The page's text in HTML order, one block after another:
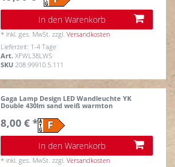
In den Warenkorb
* inkl. ges. MwSt. zzgl.Versandkosten
Lieferzeit: 1-4 Tage
Art.XFWL38LWS
SKU 208.99910.5.111
Gaga Lamp Design LED Wandleuchte YK
Double 430lm sand weiß warmton
8,00 € *
In den Warenkorb
* inkl. ges. MwSt. zzgl.Versandkosten